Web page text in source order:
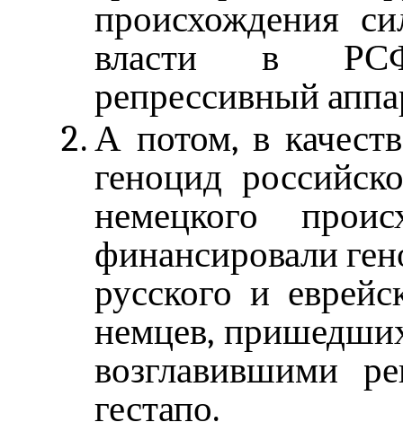
происхождения
власти в
репрессивный
А потом, в
геноцид
немецкого
финансировали
русского и
немцев,
возглавившими
гестапо.